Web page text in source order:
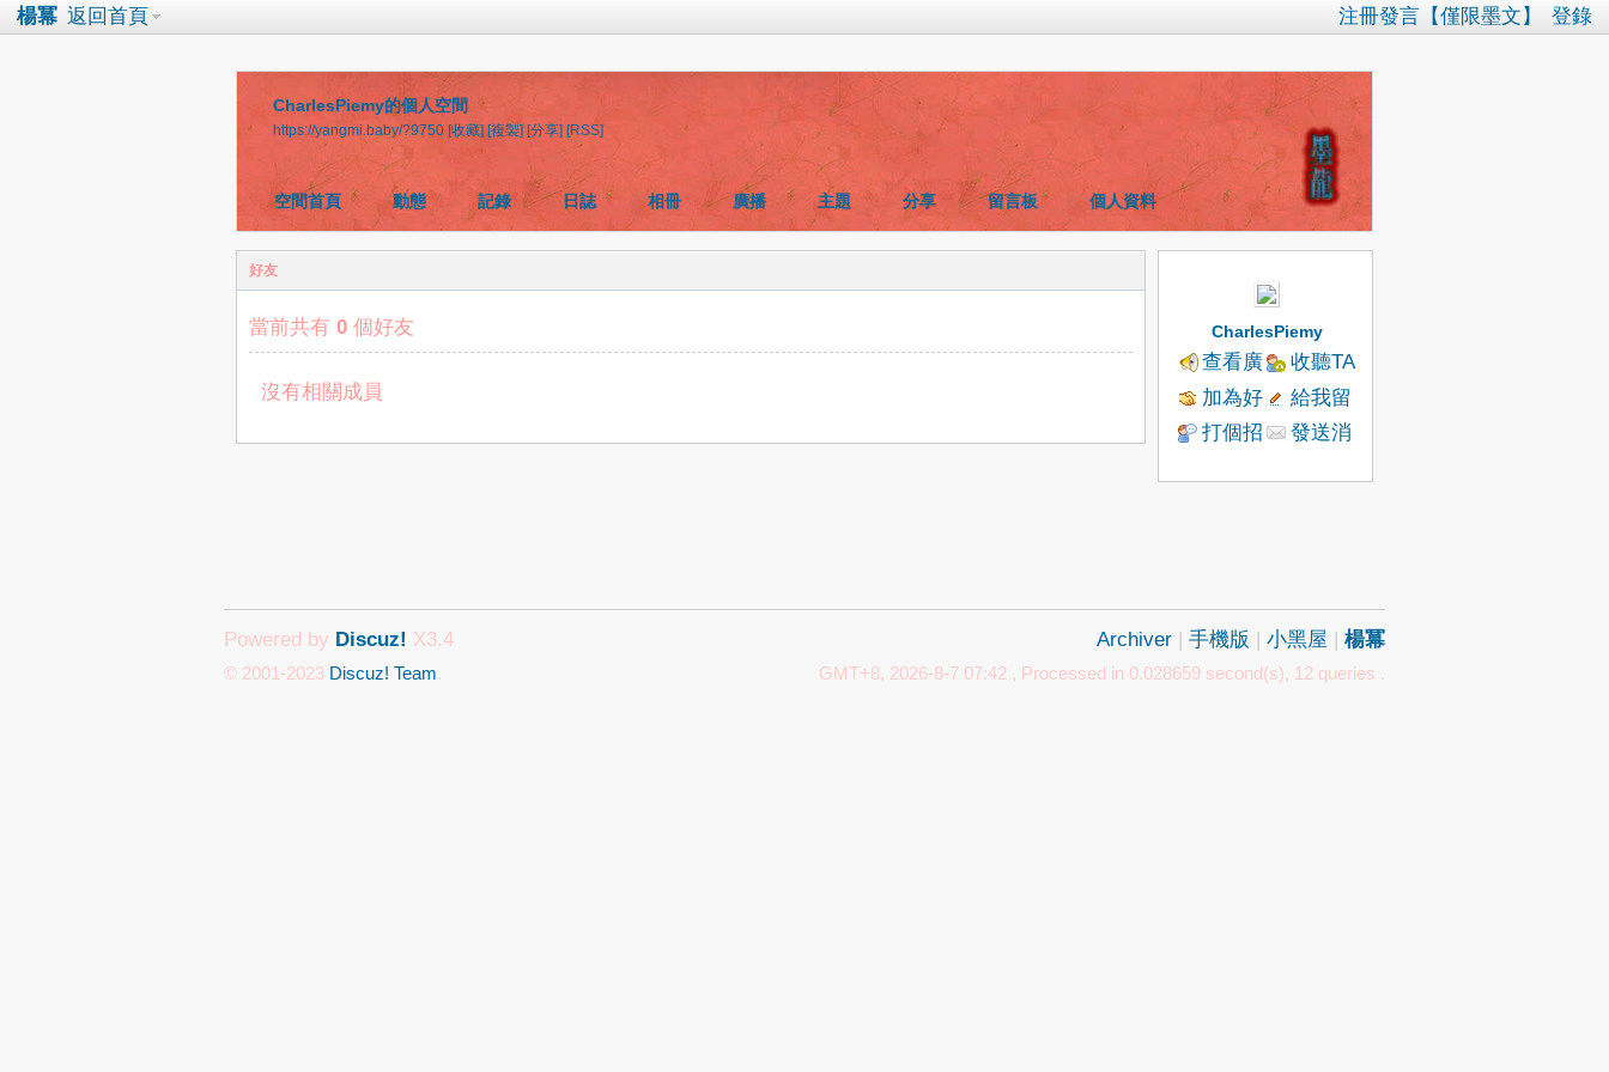
注冊發言【僅限墨文】 登錄
楊冪 返回首頁
CharlesPiemy的個人空間
https://yangmi.baby/?9750 [收藏] [複製] [分享] [RSS]
空間首頁 動態 記錄 日誌 相冊 廣播 主題 分享 留言板 個人資料
好友
當前共有 0 個好友
沒有相關成員
CharlesPiemy
查看廣
播
收聽TA
加為好
友
給我留
言
打個招
發送消
Archiver | 手機版 | 小黑屋 | 楊冪
GMT+8, 2026-8-7 07:42 , Processed in 0.028659 second(s), 12 queries .
Powered by Discuz! X3.4
© 2001-2023 Discuz! Team.